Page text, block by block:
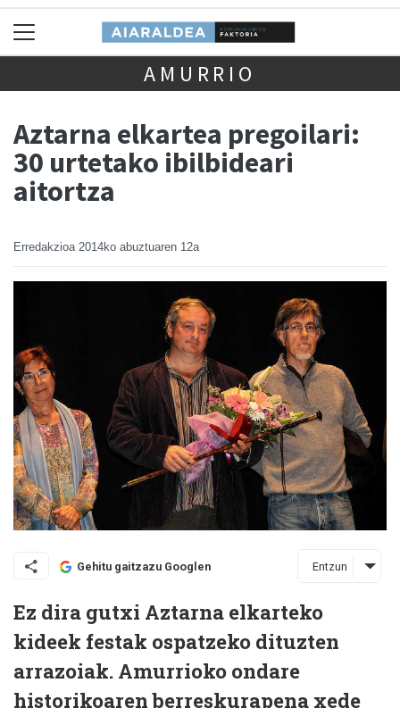
AMURRIO
Aztarna elkartea pregoilari:
30 urtetako ibilbideari
aitortza
Erredakzioa 2014ko abuztuaren 12a
Gehitu gaitzazu Googlen Entzun
Ez dira gutxi Aztarna elkarteko
kideek festak ospatzeko dituzten
arrazoiak. Amurrioko ondare
historikoaren berreskurapena xede